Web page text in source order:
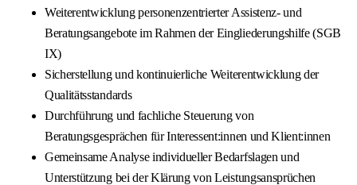
Weiterentwicklung personenzentrierter Assistenz- und
Beratungsangebote im Rahmen der Eingliederungshilfe (SGB
IX)
Sicherstellung und kontinuierliche Weiterentwicklung der
Qualitätsstandards
Durchführung und fachliche Steuerung von
Beratungsgesprächen für Interessent:innen und Klient:innen
Gemeinsame Analyse individueller Bedarfslagen und
Unterstützung bei der Klärung von Leistungsansprüchen